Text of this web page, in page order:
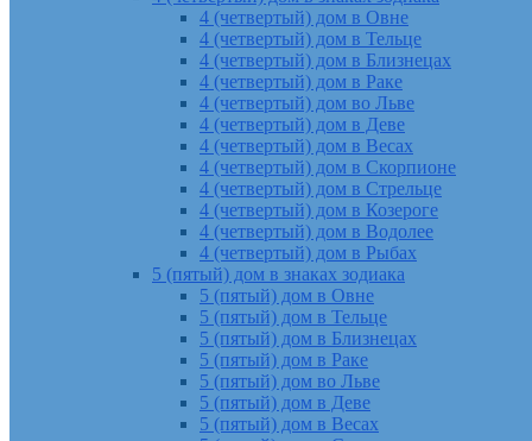
4 (четвертый) дом в Овне
4 (четвертый) дом в Тельце
4 (четвертый) дом в Близнецах
4 (четвертый) дом в Раке
4 (четвертый) дом во Льве
4 (четвертый) дом в Деве
4 (четвертый) дом в Весах
4 (четвертый) дом в Скорпионе
4 (четвертый) дом в Стрельце
4 (четвертый) дом в Козероге
4 (четвертый) дом в Водолее
4 (четвертый) дом в Рыбах
5 (пятый) дом в знаках зодиака
5 (пятый) дом в Овне
5 (пятый) дом в Тельце
5 (пятый) дом в Близнецах
5 (пятый) дом в Раке
5 (пятый) дом во Льве
5 (пятый) дом в Деве
5 (пятый) дом в Весах